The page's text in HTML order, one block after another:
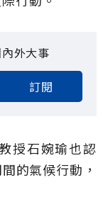
外大事
訂閱
授石婉瑜也認
的氣候行動，